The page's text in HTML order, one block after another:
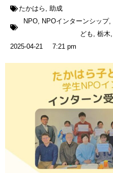
たかはら , 助成
NPO, NPOインターンシップ,
ども , 栃木,
2025-04-21
7:21 pm